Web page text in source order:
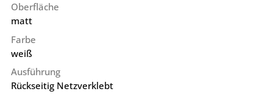
Oberfläche
matt
Farbe
weiß
Ausführung
Rückseitig Netzverklebt